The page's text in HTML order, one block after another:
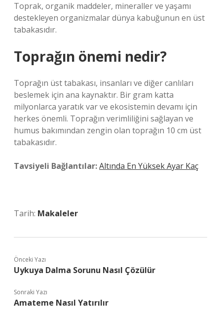
Toprak, organik maddeler, mineraller ve yaşamı
destekleyen organizmalar dünya kabuğunun en üst
tabakasıdır.
Toprağın önemi nedir?
Toprağın üst tabakası, insanları ve diğer canlıları
beslemek için ana kaynaktır. Bir gram katta
milyonlarca yaratık var ve ekosistemin devamı için
herkes önemli. Toprağın verimliliğini sağlayan ve
humus bakımından zengin olan toprağın 10 cm üst
tabakasıdır.
Tavsiyeli Bağlantılar:Altında En Yüksek Ayar Kaç
Tarih: Makaleler
Önceki Yazı
Uykuya Dalma Sorunu Nasıl Çözülür
Sonraki Yazı
Amateme Nasıl Yatırılır